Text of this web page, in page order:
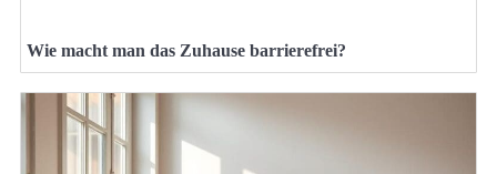
Wie macht man das Zuhause barrierefrei?